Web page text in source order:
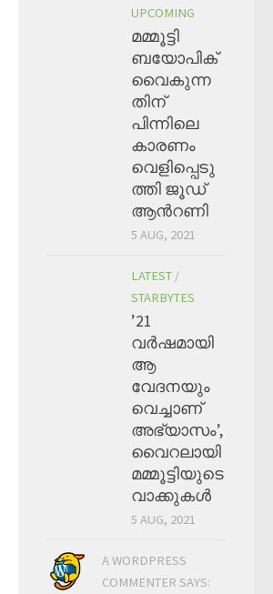
UPCOMING
മമ്മൂട്ടി
ബയോപിക്
വൈകുന്ന
തിന്
പിന്നിലെ
കാരണം
വെളിപ്പെടു
ത്തി ജൂഡ്
ആന്‍റണി
5 AUG, 2021
LATEST /
STARBYTES
’21
വര്‍ഷമായി
ആ
വേദനയും
വെച്ചാണ്
അഭ്യാസം’,
വൈറലായി
മമ്മൂട്ടിയുടെ
വാക്കുകള്‍
5 AUG, 2021
A WORDPRESS
COMMENTER SAYS: